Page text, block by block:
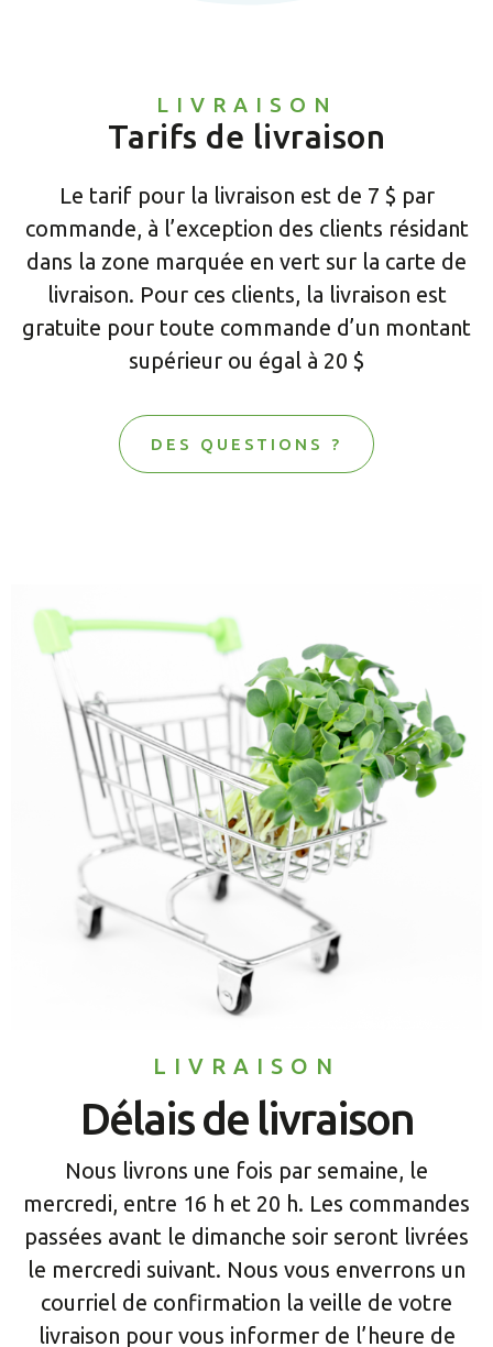
LIVRAISON
Tarifs de livraison
Le tarif pour la livraison est de 7 $ par
commande, à l’exception des clients résidant
dans la zone marquée en vert sur la carte de
livraison. Pour ces clients, la livraison est
gratuite pour toute commande d’un montant
supérieur ou égal à 20 $
DES QUESTIONS ?
LIVRAISON
Délais de livraison
Nous livrons une fois par semaine, le
mercredi, entre 16 h et 20 h. Les commandes
passées avant le dimanche soir seront livrées
le mercredi suivant. Nous vous enverrons un
courriel de confirmation la veille de votre
livraison pour vous informer de l’heure de